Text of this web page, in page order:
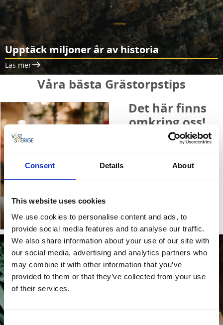
Consent Details About
This website uses cookies
We use cookies to personalise content and ads, to
provide social media features and to analyse our traffic.
We also share information about your use of our site with
our social media, advertising and analytics partners who
may combine it with other information that you’ve
provided to them or that they’ve collected from your use
of their services.
Consent
Upptäck miljoner år av historia
Läs mer
Våra bästa Grästorpstips
Grästorpsbygden
Läs mer
Det här finns
omkring oss!